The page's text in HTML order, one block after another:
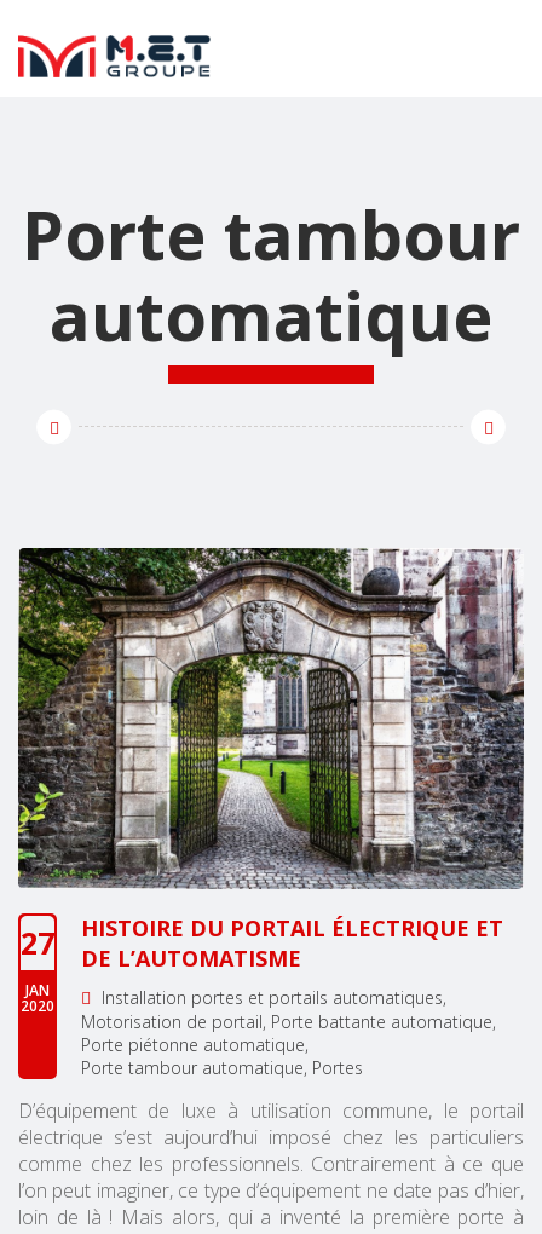
Porte tambour
automatique
27
JAN
2020
HISTOIRE DU PORTAIL ÉLECTRIQUE ET
DE L’AUTOMATISME
Installation portes et portails automatiques
Motorisation de portail Porte battante automatique
Porte piétonne automatique
Porte tambour automatique Portes
D’équipement de luxe à utilisation commune, le portail
électrique s’est aujourd’hui imposé chez les particuliers
comme chez les professionnels. Contrairement à ce que
l’on peut imaginer, ce type d’équipement ne date pas d’hier,
loin de là ! Mais alors, qui a inventé la première porte à